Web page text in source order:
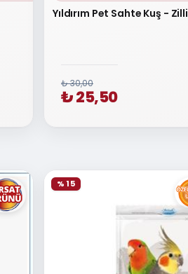
Yıldırım Pet Sahte Kuş - Zilli
₺ 30,00
₺ 25,50
% 15